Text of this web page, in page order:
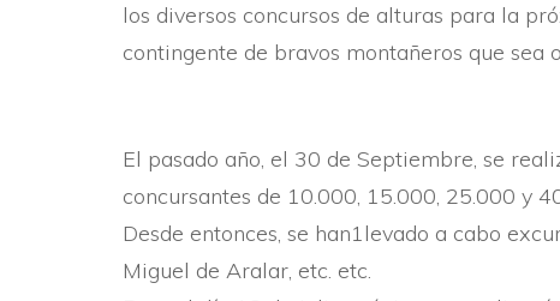
los diversos concursos de alturas para la
contingente de bravos montañeros que sea
El pasado año, el 30 de Septiembre, se
concursantes de 10.000, 15.000, 25.000 y
Desde entonces, se han1levado a cabo
Miguel de Aralar, etc. etc.